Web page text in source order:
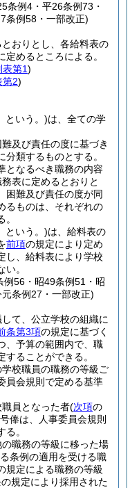
条例4・平26条例73・
条例58・一部改正)
おりとし、各給料表の
めるところによる。
表第1)
第2)
という。)は、全ての学
及び責任の度に基づき
類するものとする。
となるべき職務の内容
表に定めるとおりと
困難及び責任の度が同
るものは、それぞれの
という。)は、給料表の
前項の規定により定め
し、給料表により学校
。
56・昭49条例51・昭
条例27・一部改正)
て、公立学校の組織に
条第3項の規定に基づく
、予算の範囲内で、職
ることができる。
学校職員の職務の等級ご
員会規則で定める基準
員となった者(次項の
俸は、人事委員会規則
。
職務の等級に移った場
条例の適用を受ける職
規定による職務の等級
の規定により採用された